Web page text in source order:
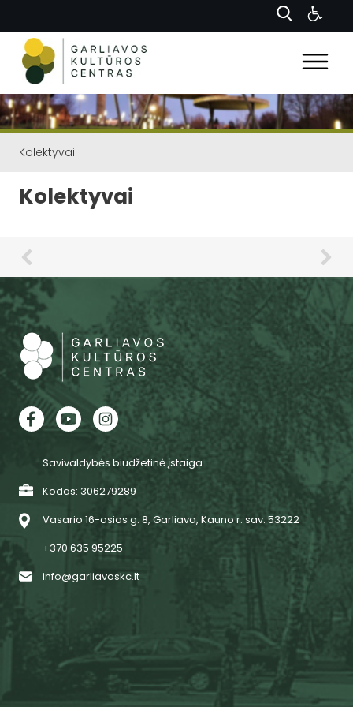
Kolektyvai
Kolektyvai
Savivaldybės biudžetinė įstaiga.
Kodas: 306279289
Vasario 16-osios g. 8, Garliava, Kauno r. sav. 53222
+370 635 95225
info@garliavoskc.lt